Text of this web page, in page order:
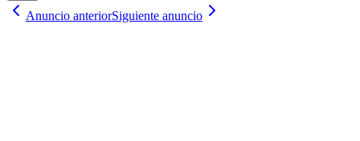
Anuncio anteriorSiguiente anuncio